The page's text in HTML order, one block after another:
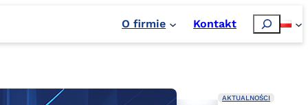
O firmie Kontakt Szukaj
AKTUALNOŚCI